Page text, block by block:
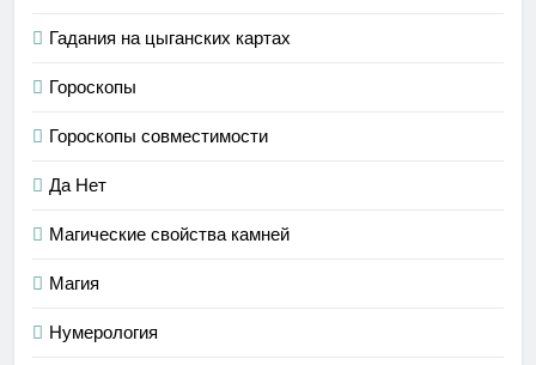
Гадания на цыганских картах
Гороскопы
Гороскопы совместимости
Да Нет
Магические свойства камней
Магия
Нумерология